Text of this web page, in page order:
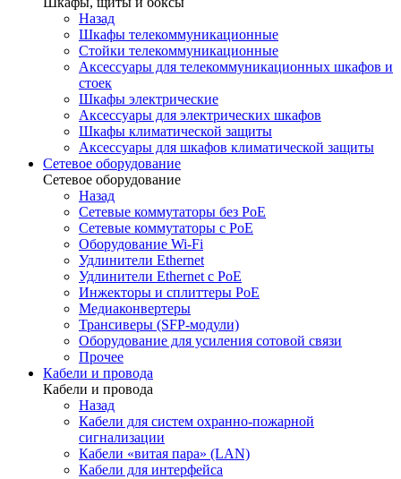
Назад
Шкафы телекоммуникационные
Стойки телекоммуникационные
Аксессуары для телекоммуникационных шкафов и
стоек
Шкафы электрические
Аксессуары для электрических шкафов
Шкафы климатической защиты
Аксессуары для шкафов климатической защиты
Сетевое оборудование
Сетевое оборудование
Назад
Сетевые коммутаторы без PoE
Сетевые коммутаторы с PoE
Оборудование Wi-Fi
Удлинители Ethernet
Удлинители Ethernet с PoE
Инжекторы и сплиттеры PoE
Медиаконвертеры
Трансиверы (SFP-модули)
Оборудование для усиления сотовой связи
Прочее
Кабели и провода
Кабели и провода
Назад
Кабели для систем охранно-пожарной
сигнализации
Кабели «витая пара» (LAN)
Кабели для интерфейса